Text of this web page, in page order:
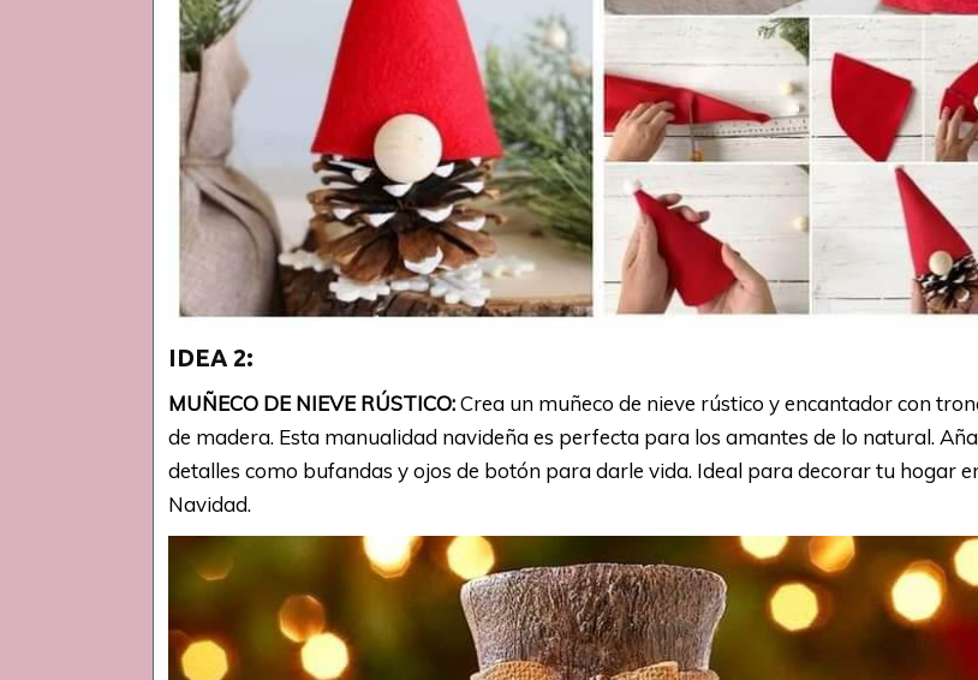
IDEA 2:
MUÑECO DE NIEVE RÚSTICO:Crea un muñeco de nieve rústico y encantador con
de madera. Esta manualidad navideña es perfecta para los amantes de lo natural.
detalles como bufandas y ojos de botón para darle vida. Ideal para decorar tu hogar
Navidad.